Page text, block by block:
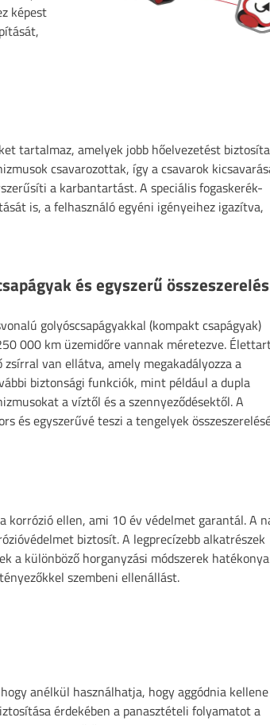
képest
tartalmaz, amelyek jobb hőelvezetést
csavarozottak, így a csavarok
a karbantartást. A speciális fogaskerék-
is, a felhasználó egyéni igényeihez igazítva,
és egyszerű összeszerelés
golyóscsapágyakkal (kompakt csapágyak)
000 km üzemidőre vannak méretezve.
van ellátva, amely megakadályozza a
biztonsági funkciók, mint például a dupla
a víztől és a szennyeződésektől. A
és egyszerűvé teszi a tengelyek
ellen, ami 10 év védelmet garantál. A
biztosít. A legprecízebb alkatrészek
a különböző horganyzási módszerek
szembeni ellenállást.
anélkül használhatja, hogy aggódnia
érdekében a panasztételi folyamatot a